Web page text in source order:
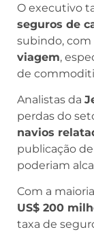
O executivo
seguros de
subindo, com
viagem,
de
Analistas da
perdas do
navios
publicação
poderiam
Com a
US$ 200
taxa de